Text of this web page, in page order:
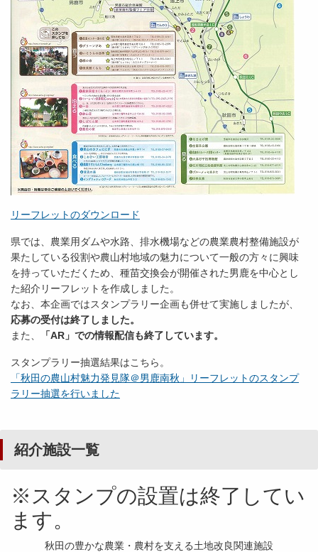
リーフレットのダウンロード
県では、農業用ダムや水路、排水機場などの農業農村整備施設が
果たしている役割や農山村地域の魅力について一般の方々に興味
を持っていただくため、種苗交換会が開催された男鹿を中心とし
た紹介リーフレットを作成しました。
なお、本企画ではスタンプラリー企画も併せて実施しましたが、
応募の受付は終了しました。
また、
「AR」での情報配信も終了しています。
スタンプラリー抽選結果はこちら。
「秋田の農山村魅力発見隊＠男鹿南秋」リーフレットのスタンプ
ラリー抽選を行いました
紹介施設一覧
※スタンプの設置は終了してい
ます。
秋田の豊かな農業・農村を支える土地改良関連施設